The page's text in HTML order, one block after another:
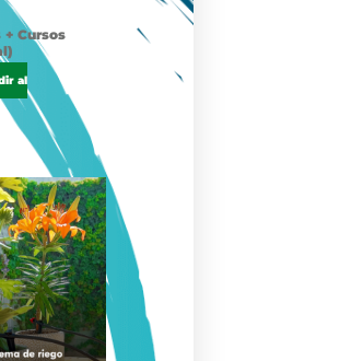
Cursos
al